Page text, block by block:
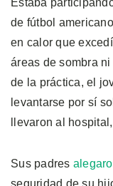
de fútbol
en calor que
áreas de sombra
de la práctica, el
levantarse por sí
llevaron al
Sus padres
seguridad de su